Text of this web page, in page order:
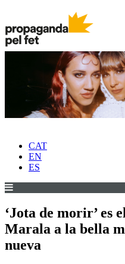
CAT
EN
ES
‘Jota de morir’ es
Marala a la bella
nueva